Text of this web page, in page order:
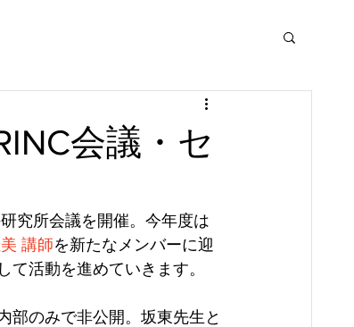
会議・セ
究所会議を開催。今年度は
講師を新たなメンバーに迎
活動を進めていきます。
部のみで非公開。坂東先生と